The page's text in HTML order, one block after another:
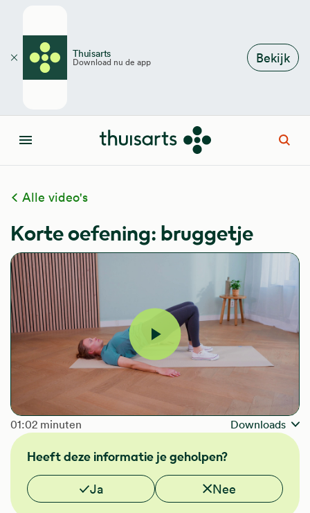
Thuisarts
Download nu de app Bekijk
Sluiten
Menu
Alle video's
Korte oefening: bruggetje
Video
afspelen
The length of the video is
01:02 minuten Downloads
Heeft deze informatie je geholpen?
Vond je deze informatie nuttig?
Ja Nee